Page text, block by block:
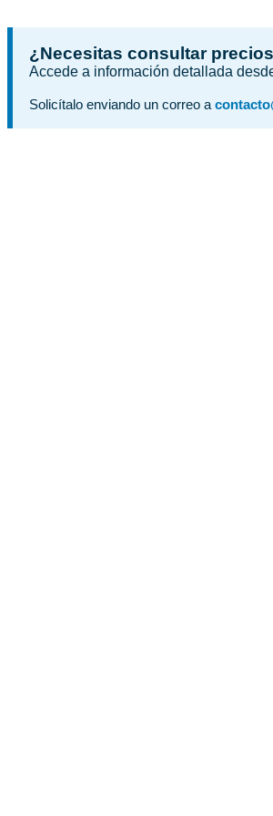
¿Necesitas consultar
Accede a información detallada
Solicítalo enviando un correo a